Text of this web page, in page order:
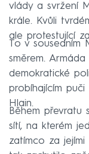
vlády a svržení
krále. Kvůli
ale protestující
To v sousedním
směrem.
demokratické
probíhajícím puči
Hlain.
Během převratu
sítí, na kterém
zatímco za